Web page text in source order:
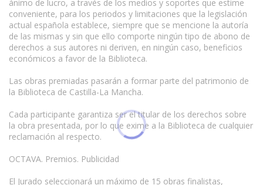
ánimo de lucro, a través de los medios y soportes que estime
conveniente, para los periodos y limitaciones que la legislación
actual española establece, siempre que se mencione la autoría
de las mismas y sin que ello comporte ningún tipo de abono de
derechos a sus autores ni deriven, en ningún caso, beneficios
económicos a favor de la Biblioteca.
Las obras premiadas pasarán a formar parte del patrimonio de
la Biblioteca de Castilla-La Mancha.
Cada participante garantiza ser el titular de los derechos sobre
la obra presentada, por lo que exime a la Biblioteca de cualquier
reclamación al respecto.
OCTAVA. Premios. Publicidad
El Jurado seleccionará un máximo de 15 obras finalistas,